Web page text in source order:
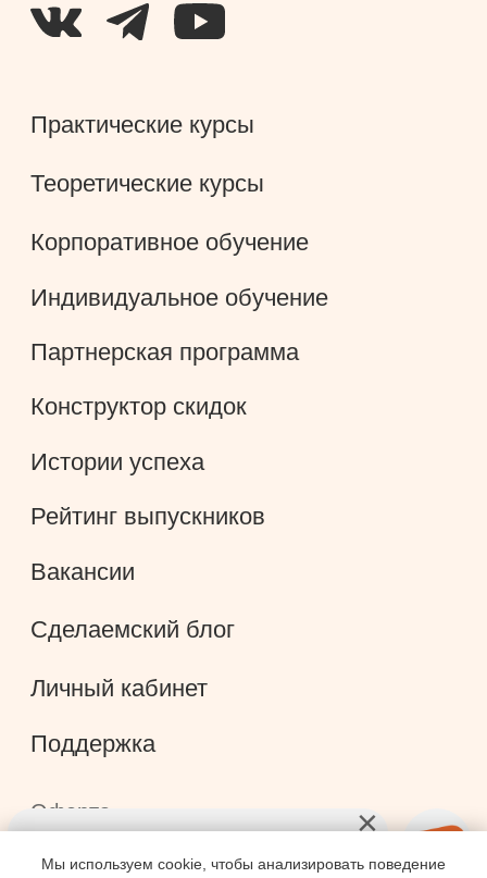
Мы используем cookie, чтобы анализировать поведение